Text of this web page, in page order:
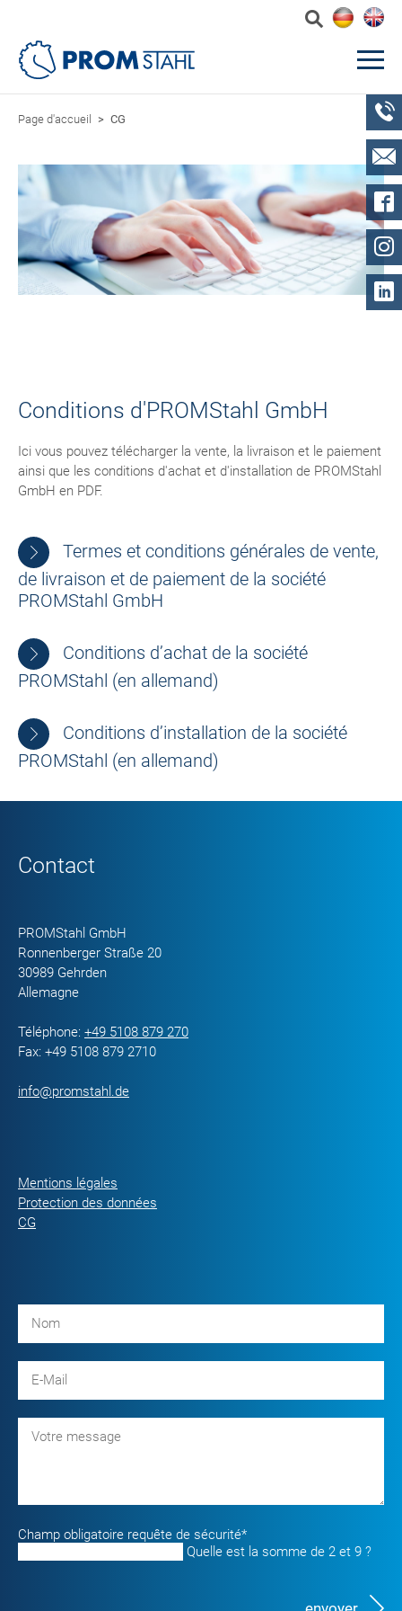
Page d'accueil CG
Conditions d'PROMStahl GmbH
Ici vous pouvez télécharger la vente, la livraison et le paiement
ainsi que les conditions d'achat et d'installation de PROMStahl
GmbH en PDF.
Termes et conditions générales de vente,
de livraison et de paiement de la société
PROMStahl GmbH
Conditions d’achat de la société
PROMStahl (en allemand)
Conditions d’installation de la société
PROMStahl (en allemand)
Contact
PROMStahl GmbH
Ronnenberger Straße 20
30989 Gehrden
Allemagne
Téléphone: +49 5108 879 270
Fax: +49 5108 879 2710
info@promstahl.de
Mentions légales
Protection des données
CG
Champ obligatoire requête de sécurité*
Quelle est la somme de 2 et 9 ?